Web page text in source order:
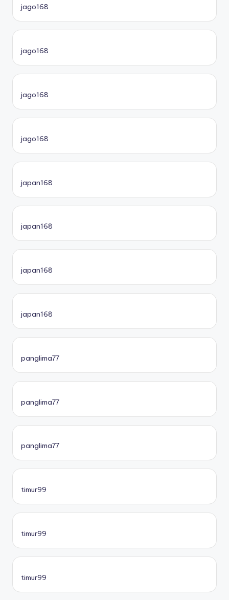
jago168
jago168
jago168
jago168
japan168
japan168
japan168
japan168
panglima77
panglima77
panglima77
timur99
timur99
timur99